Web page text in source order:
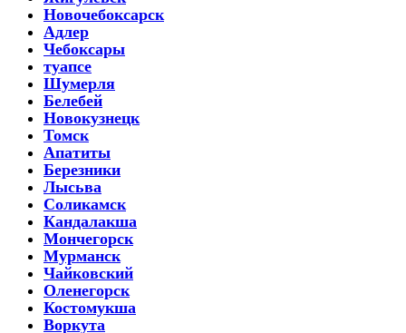
Новочебоксарск
Адлер
Чебоксары
туапсе
Шумерля
Белебей
Новокузнецк
Томск
Апатиты
Березники
Лысьва
Соликамск
Кандалакша
Мончегорск
Мурманск
Чайковский
Оленегорск
Костомукша
Воркута